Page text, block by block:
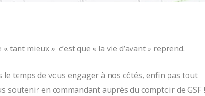
mieux », c’est que « la vie d’avant » reprend.
le temps de vous engager à nos côtés, enfin pas tout
soutenir en commandant auprès du comptoir de GSF !